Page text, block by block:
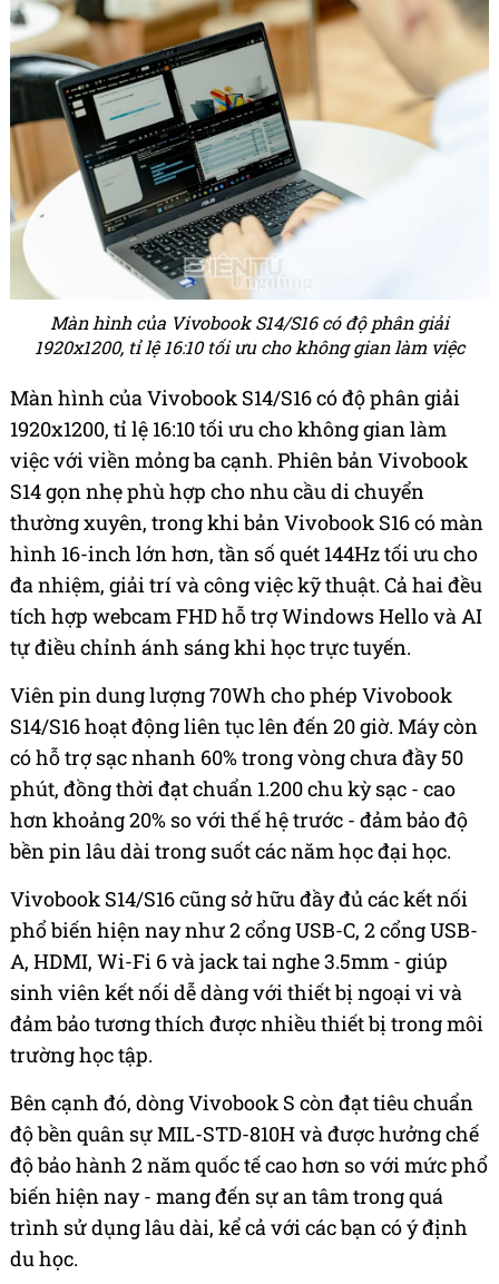
Màn hình của Vivobook S14/S16 có độ phân giải
1920x1200, tỉ lệ 16:10 tối ưu cho không gian làm việc
Màn hình của Vivobook S14/S16 có độ phân giải
1920x1200, tỉ lệ 16:10 tối ưu cho không gian làm
việc với viền mỏng ba cạnh. Phiên bản Vivobook
S14 gọn nhẹ phù hợp cho nhu cầu di chuyển
thường xuyên, trong khi bản Vivobook S16 có màn
hình 16-inch lớn hơn, tần số quét 144Hz tối ưu cho
đa nhiệm, giải trí và công việc kỹ thuật. Cả hai đều
tích hợp webcam FHD hỗ trợ Windows Hello và AI
tự điều chỉnh ánh sáng khi học trực tuyến.
Viên pin dung lượng 70Wh cho phép Vivobook
S14/S16 hoạt động liên tục lên đến 20 giờ. Máy còn
có hỗ trợ sạc nhanh 60% trong vòng chưa đầy 50
phút, đồng thời đạt chuẩn 1.200 chu kỳ sạc - cao
hơn khoảng 20% so với thế hệ trước - đảm bảo độ
bền pin lâu dài trong suốt các năm học đại học.
Vivobook S14/S16 cũng sở hữu đầy đủ các kết nối
phổ biến hiện nay như 2 cổng USB-C, 2 cổng USB-
A, HDMI, Wi-Fi 6 và jack tai nghe 3.5mm - giúp
sinh viên kết nối dễ dàng với thiết bị ngoại vi và
đảm bảo tương thích được nhiều thiết bị trong môi
trường học tập.
Bên cạnh đó, dòng Vivobook S còn đạt tiêu chuẩn
độ bền quân sự MIL-STD-810H và được hưởng chế
độ bảo hành 2 năm quốc tế cao hơn so với mức phổ
biến hiện nay - mang đến sự an tâm trong quá
trình sử dụng lâu dài, kể cả với các bạn có ý định
du học.